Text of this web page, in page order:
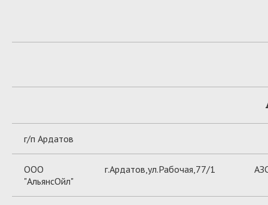
г/п Ардатов
ООО
"АльянсОйл"
г.Ардатов,ул.Рабочая,77/1